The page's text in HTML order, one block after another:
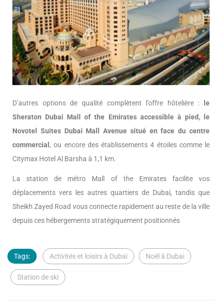
D’autres options de qualité complètent l’offre hôtelière : le
Sheraton Dubai Mall of the Emirates accessible à pied, le
Novotel Suites Dubai Mall Avenue situé en face du centre
commercial , ou encore des établissements 4 étoiles comme le
Citymax Hotel Al Barsha à 1,1 km.
La station de métro Mall of the Emirates facilite vos
déplacements vers les autres quartiers de Dubai, tandis que
Sheikh Zayed Road vous connecte rapidement au reste de la ville
depuis ces hébergements stratégiquement positionnés
Tags: Activités et loisirs à Dubai Noël à Dubai
Station de ski